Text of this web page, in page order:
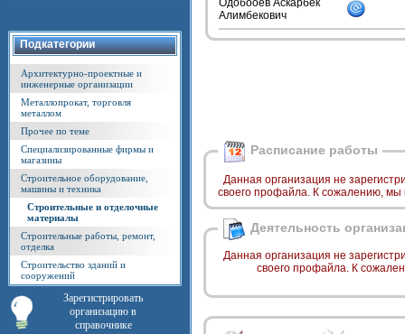
Подкатегории
Архитектурно-проектные и
инженерные организации
Металлопрокат, торговля
металлом
Прочее по теме
Специализированные фирмы и
магазины
Строительное оборудование,
машины и техника
Строительные и отделочные
материалы
Строительные работы, ремонт,
отделка
Строительство зданий и
сооружений
Зарегистрировать
организацию в
справочнике
Одобооев Аскарбек
Алимбекович
Расписание работы
Данная организация не
своего профайла. К сожалению,
Деятельность
Данная организация не
своего профайла. К